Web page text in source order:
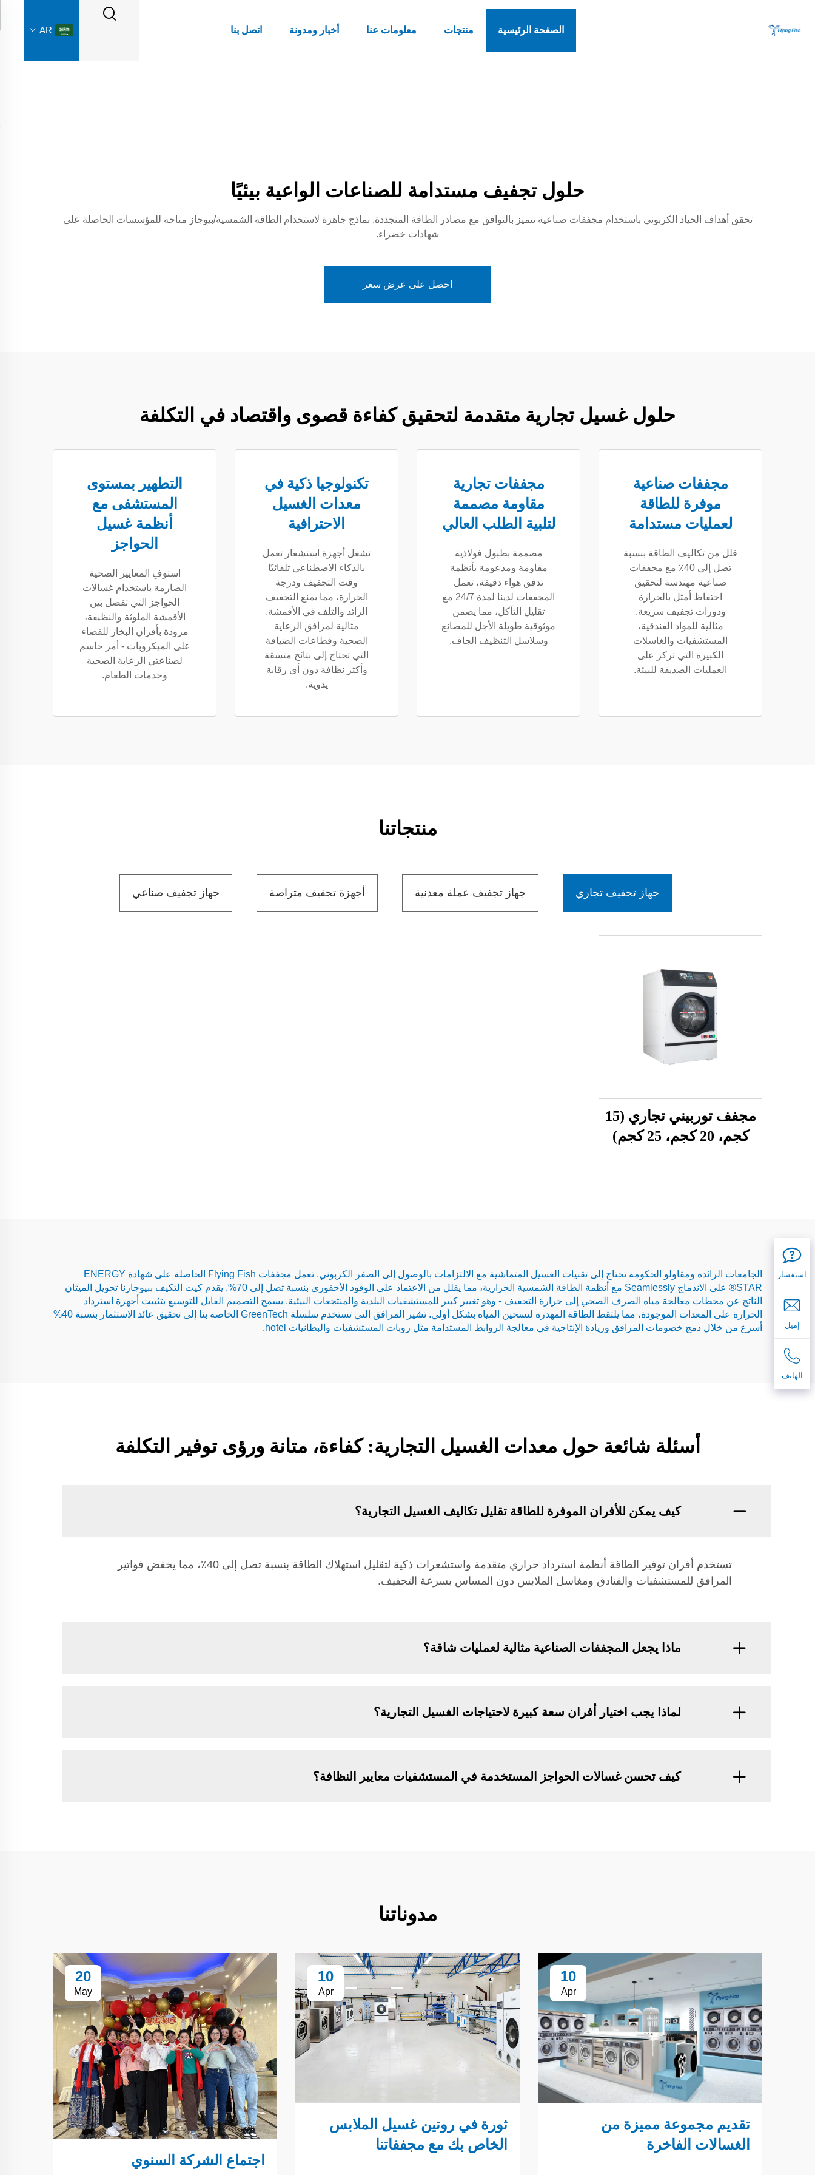
الصفحة الرئيسية منتجات معلومات عنا أخبار ومدونة اتصل بنا AR
حلول تجفيف مستدامة للصناعات الواعية بيئيًا
تحقق أهداف الحياد الكربوني باستخدام مجففات صناعية تتميز بالتوافق مع مصادر الطاقة المتجددة. نماذج جاهزة لاستخدام الطاقة الشمسية/بيوجاز متاحة للمؤسسات الحاصلة على
شهادات خضراء.
احصل على عرض سعر
حلول غسيل تجارية متقدمة لتحقيق كفاءة قصوى واقتصاد في التكلفة
مجففات صناعية
موفرة للطاقة
لعمليات مستدامة
قلل من تكاليف الطاقة بنسبة
تصل إلى 40٪ مع مجففات
صناعية مهندسة لتحقيق
احتفاظ أمثل بالحرارة
ودورات تجفيف سريعة.
مثالية للمواد الفندقية،
المستشفيات والغاسلات
الكبيرة التي تركز على
العمليات الصديقة للبيئة.
مجففات تجارية
مقاومة مصممة
لتلبية الطلب العالي
مصممة بطبول فولاذية
مقاومة ومدعومة بأنظمة
تدفق هواء دقيقة، تعمل
المجففات لدينا لمدة 24/7 مع
تقليل التآكل، مما يضمن
موثوقية طويلة الأجل للمصانع
وسلاسل التنظيف الجاف.
تكنولوجيا ذكية في
معدات الغسيل
الاحترافية
تشغل أجهزة استشعار تعمل
بالذكاء الاصطناعي تلقائيًا
وقت التجفيف ودرجة
الحرارة، مما يمنع التجفيف
الزائد والتلف في الأقمشة.
مثالية لمرافق الرعاية
الصحية وقطاعات الضيافة
التي تحتاج إلى نتائج متسقة
وأكثر نظافة دون أي رقابة
يدوية.
التطهير بمستوى
المستشفى مع
أنظمة غسيل
الحواجز
استوفِ المعايير الصحية
الصارمة باستخدام غسالات
الحواجز التي تفصل بين
الأقمشة الملوثة والنظيفة،
مزودة بأفران البخار للقضاء
على الميكروبات - أمر حاسم
لصناعتي الرعاية الصحية
وخدمات الطعام.
منتجاتنا
جهاز تجفيف تجاري جهاز تجفيف عملة معدنية أجهزة تجفيف متراصة جهاز تجفيف صناعي
مجفف توربيني تجاري (15
كجم، 20 كجم، 25 كجم)
الجامعات الرائدة ومقاولو الحكومة تحتاج إلى تقنيات الغسيل المتماشية مع الالتزامات بالوصول إلى الصفر الكربوني. تعمل مجففات Flying Fish الحاصلة على شهادة ENERGY
STAR® على الاندماج Seamlessly مع أنظمة الطاقة الشمسية الحرارية، مما يقلل من الاعتماد على الوقود الأحفوري بنسبة تصل إلى 70%. يقدم كيت التكيف ببيوجازنا تحويل الميثان
الناتج عن محطات معالجة مياه الصرف الصحي إلى حرارة التجفيف - وهو تغيير كبير للمستشفيات البلدية والمنتجعات البيئية. يسمح التصميم القابل للتوسيع بتثبيت أجهزة استرداد
الحرارة على المعدات الموجودة، مما يلتقط الطاقة المهدرة لتسخين المياه بشكل أولي. تشير المرافق التي تستخدم سلسلة GreenTech الخاصة بنا إلى تحقيق عائد الاستثمار بنسبة 40%
أسرع من خلال دمج خصومات المرافق وزيادة الإنتاجية في معالجة الروابط المستدامة مثل روبات المستشفيات والبطانيات hotel.
أسئلة شائعة حول معدات الغسيل التجارية: كفاءة، متانة ورؤى توفير التكلفة
كيف يمكن للأفران الموفرة للطاقة تقليل تكاليف الغسيل التجارية؟
تستخدم أفران توفير الطاقة أنظمة استرداد حراري متقدمة واستشعرات ذكية لتقليل استهلاك الطاقة بنسبة تصل إلى 40٪، مما يخفض فواتير
المرافق للمستشفيات والفنادق ومغاسل الملابس دون المساس بسرعة التجفيف.
ماذا يجعل المجففات الصناعية مثالية لعمليات شاقة؟
لماذا يجب اختيار أفران سعة كبيرة لاحتياجات الغسيل التجارية؟
كيف تحسن غسالات الحواجز المستخدمة في المستشفيات معايير النظافة؟
مدوناتنا
10
Apr
تقديم مجموعة مميزة من
الغسالات الفاخرة
10
Apr
ثورة في روتين غسيل الملابس
الخاص بك مع مجففاتنا
20
May
اجتماع الشركة السنوي
استفسار
إميل
الهاتف